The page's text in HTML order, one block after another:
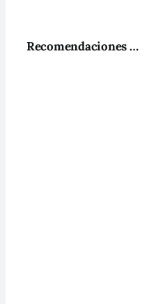
Recomendaciones …